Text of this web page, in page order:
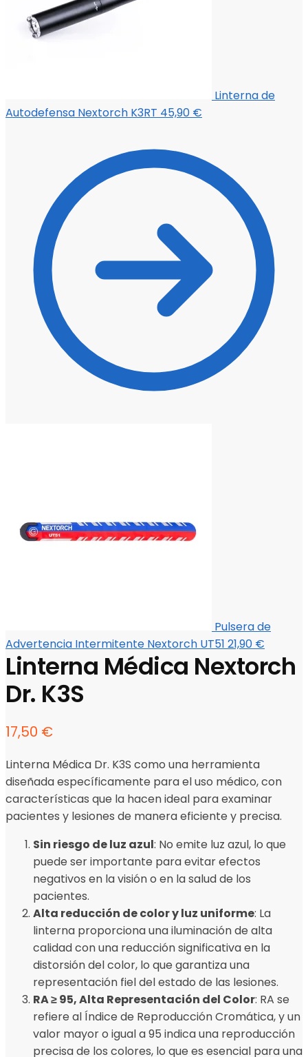
Linterna de
Autodefensa Nextorch K3RT 45,90 €
Pulsera de
Advertencia Intermitente Nextorch UT51 21,90 €
Linterna Médica Nextorch
Dr. K3S
17,50 €
Linterna Médica Dr. K3S como una herramienta
diseñada específicamente para el uso médico, con
características que la hacen ideal para examinar
pacientes y lesiones de manera eficiente y precisa.
Sin riesgo de luz azul: No emite luz azul, lo que
puede ser importante para evitar efectos
negativos en la visión o en la salud de los
pacientes.
Alta reducción de color y luz uniforme: La
linterna proporciona una iluminación de alta
calidad con una reducción significativa en la
distorsión del color, lo que garantiza una
representación fiel del estado de las lesiones.
RA ≥ 95, Alta Representación del Color: RA se
refiere al Índice de Reproducción Cromática, y un
valor mayor o igual a 95 indica una reproducción
precisa de los colores, lo que es esencial para una